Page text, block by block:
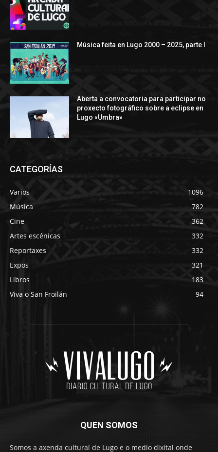
Música feita en Lugo 2000 – 2025, parte I
Aberta a convocatoria para participar no
proxecto fotográfico sobre a eclipse en
Lugo «Umbra»
CATEGORÍAS
Varios
1096
Música
782
Cine
362
Artes escénicas
332
Reportaxes
332
Expos
321
Libros
183
Viva o San Froilán
94
QUEN SOMOS
Somos a axenda cultural de Lugo e o medio dixital onde